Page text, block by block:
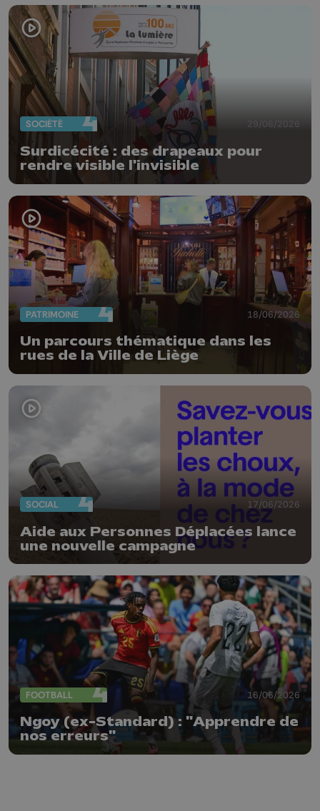
SOCIÉTÉ 29/06/2026
Surdicécité : des drapeaux pour
rendre visible l'invisible
PATRIMOINE 18/06/2026
Un parcours thématique dans les
rues de la Ville de Liège
SOCIAL 17/06/2026
Aide aux Personnes Déplacées lance
une nouvelle campagne
FOOTBALL 16/06/2026
Ngoy (ex-Standard) : "Apprendre de
nos erreurs"